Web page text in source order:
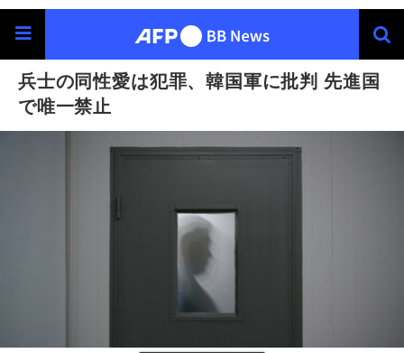
兵士の同性愛は犯罪、韓国軍に批判 先進国
で唯一禁止